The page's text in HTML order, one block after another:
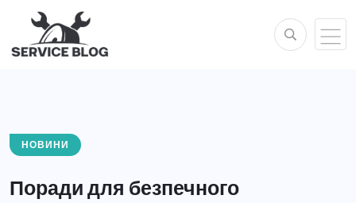
НОВИНИ
Поради для безпечного